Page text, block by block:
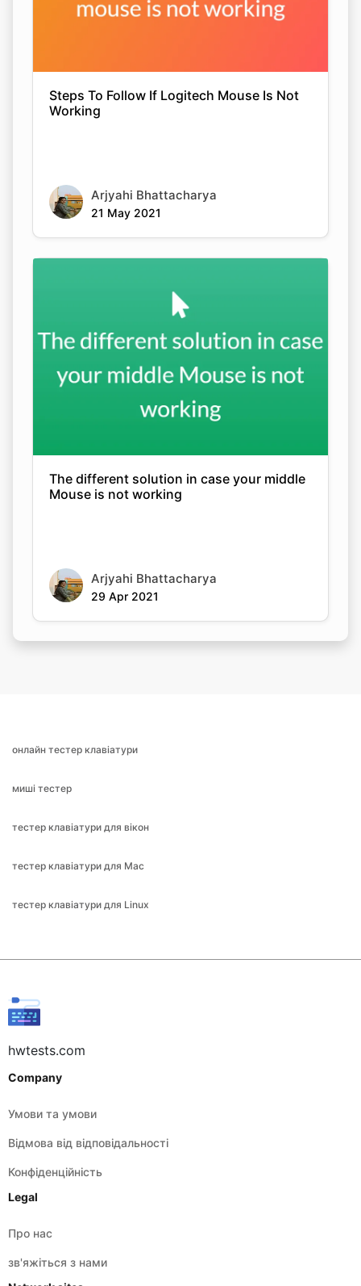
Steps To Follow If Logitech Mouse Is Not
Working
Arjyahi Bhattacharya
21 May 2021
The different solution in case your middle
Mouse is not working
Arjyahi Bhattacharya
29 Apr 2021
онлайн тестер клавіатури
миші тестер
тестер клавіатури для вікон
тестер клавіатури для Mac
тестер клавіатури для Linux
hwtests.com
Company
Умови та умови
Відмова від відповідальності
Конфіденційність
Legal
Про нас
зв'яжіться з нами